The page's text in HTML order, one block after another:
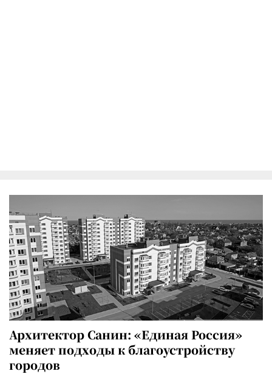
Архитектор Санин: «Единая Россия»
меняет подходы к благоустройству
городов